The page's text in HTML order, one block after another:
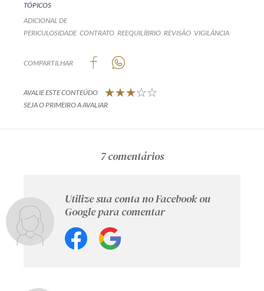
TÓPICOS
ADICIONAL DE
PERICULOSIDADE CONTRATO REEQUILÍBRIO REVISÃO VIGILÂNCIA
COMPARTILHAR
AVALIE ESTE CONTEÚDO
SEJA O PRIMEIRO A AVALIAR
7 comentários
Utilize sua conta no Facebook ou
Google para comentar